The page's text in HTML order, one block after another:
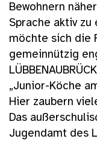
Bewohnern
Sprache aktiv zu
möchte sich die
gemeinnützig
„Junior-Köche
Hier zaubern
Das
Jugendamt des